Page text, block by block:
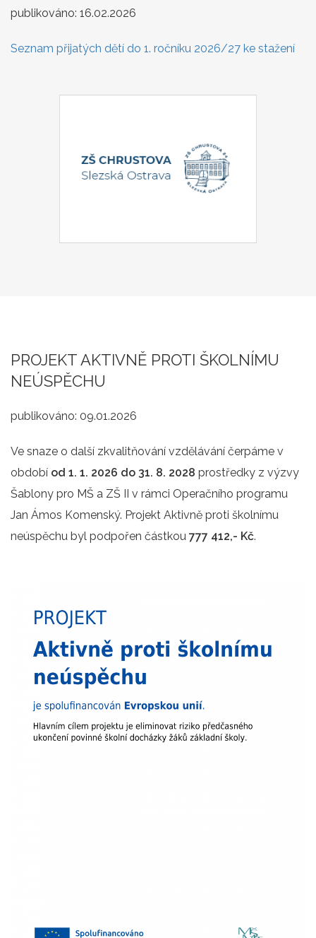
publikováno: 16.02.2026
Seznam přijatých dětí do 1. ročníku 2026/27 ke stažení
PROJEKT AKTIVNĚ PROTI ŠKOLNÍMU
NEÚSPĚCHU
publikováno: 09.01.2026
Ve snaze o další zkvalitňování vzdělávání čerpáme v
období od 1. 1. 2026 do 31. 8. 2028 prostředky z výzvy
Šablony pro MŠ a ZŠ II v rámci Operačního programu
Jan Ámos Komenský. Projekt Aktivně proti školnímu
neúspěchu byl podpořen částkou 777 412,- Kč.